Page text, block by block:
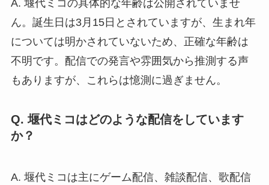
A. 堰代ミコの具体的な年齢は公開されていませ
ん。誕生日は3月15日とされていますが、生まれ年
については明かされていないため、正確な年齢は
不明です。配信での発言や雰囲気から推測する声
もありますが、これらは憶測に過ぎません。
Q. 堰代ミコはどのような配信をしています
か？
A. 堰代ミコは主にゲーム配信、雑談配信、歌配信